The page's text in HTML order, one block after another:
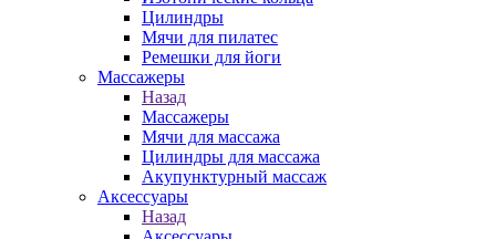
Цилиндры
Мячи для пилатес
Ремешки для йоги
Массажеры
Назад
Массажеры
Мячи для массажа
Цилиндры для массажа
Акупунктурный массаж
Аксессуары
Назад